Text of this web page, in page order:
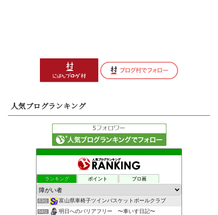
人気ブログランキング
ランキング ポイント ブロ画
63位 富山県車椅子ツインバスケットボールクラブ
64位 明日へのバリアフリー 〜車いす日記〜